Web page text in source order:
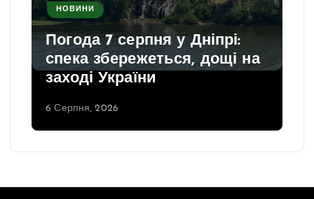
НОВИНИ
Погода 7 серпня у Дніпрі:
спека збережеться, дощі на
заході України
6 Серпня, 2026